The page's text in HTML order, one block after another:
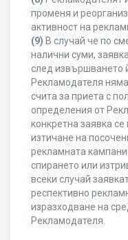
променя и
активност на
(9) В случай че по
налични суми,
след извършването
Рекламодателя
счита за приета с
определения от
конкретна заявка
изтичане на
рекламната
спирането или
всеки случай
респективно
изразходване на
Рекламодателя.